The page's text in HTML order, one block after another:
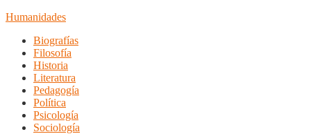
Humanidades
Biografías
Filosofía
Historia
Literatura
Pedagogía
Política
Psicología
Sociología